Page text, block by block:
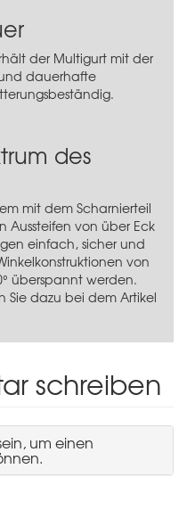
der Multigurt mit der
dauerhafte
des
mit dem Scharnierteil
Aussteifen von über Eck
einfach, sicher und
von
überspannt werden.
Sie dazu bei dem Artikel
schreiben
um einen